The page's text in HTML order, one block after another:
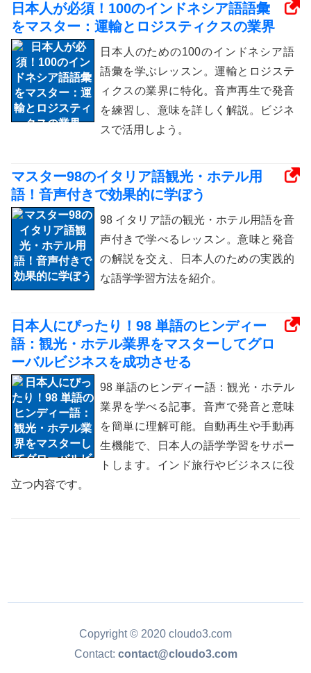
日本人が必須！100のインドネシア語語彙
をマスター：運輸とロジスティクスの業界
日本人のための100のインドネシア語
語彙を学ぶレッスン。運輸とロジステ
ィクスの業界に特化。音声再生で発音
を練習し、意味を詳しく解説。ビジネ
スで活用しよう。
マスター98のイタリア語観光・ホテル用
語！音声付きで効果的に学ぼう
98 イタリア語の観光・ホテル用語を音
声付きで学べるレッスン。意味と発音
の解説を交え、日本人のための実践的
な語学学習方法を紹介。
日本人にぴったり！98 単語のヒンディー
語：観光・ホテル業界をマスターしてグロ
ーバルビジネスを成功させる
98 単語のヒンディー語：観光・ホテル
業界を学べる記事。音声で発音と意味
を簡単に理解可能。自動再生や手動再
生機能で、日本人の語学学習をサポー
トします。インド旅行やビジネスに役
立つ内容です。
Copyright © 2020 cloudo3.com
Contact: contact@cloudo3.com